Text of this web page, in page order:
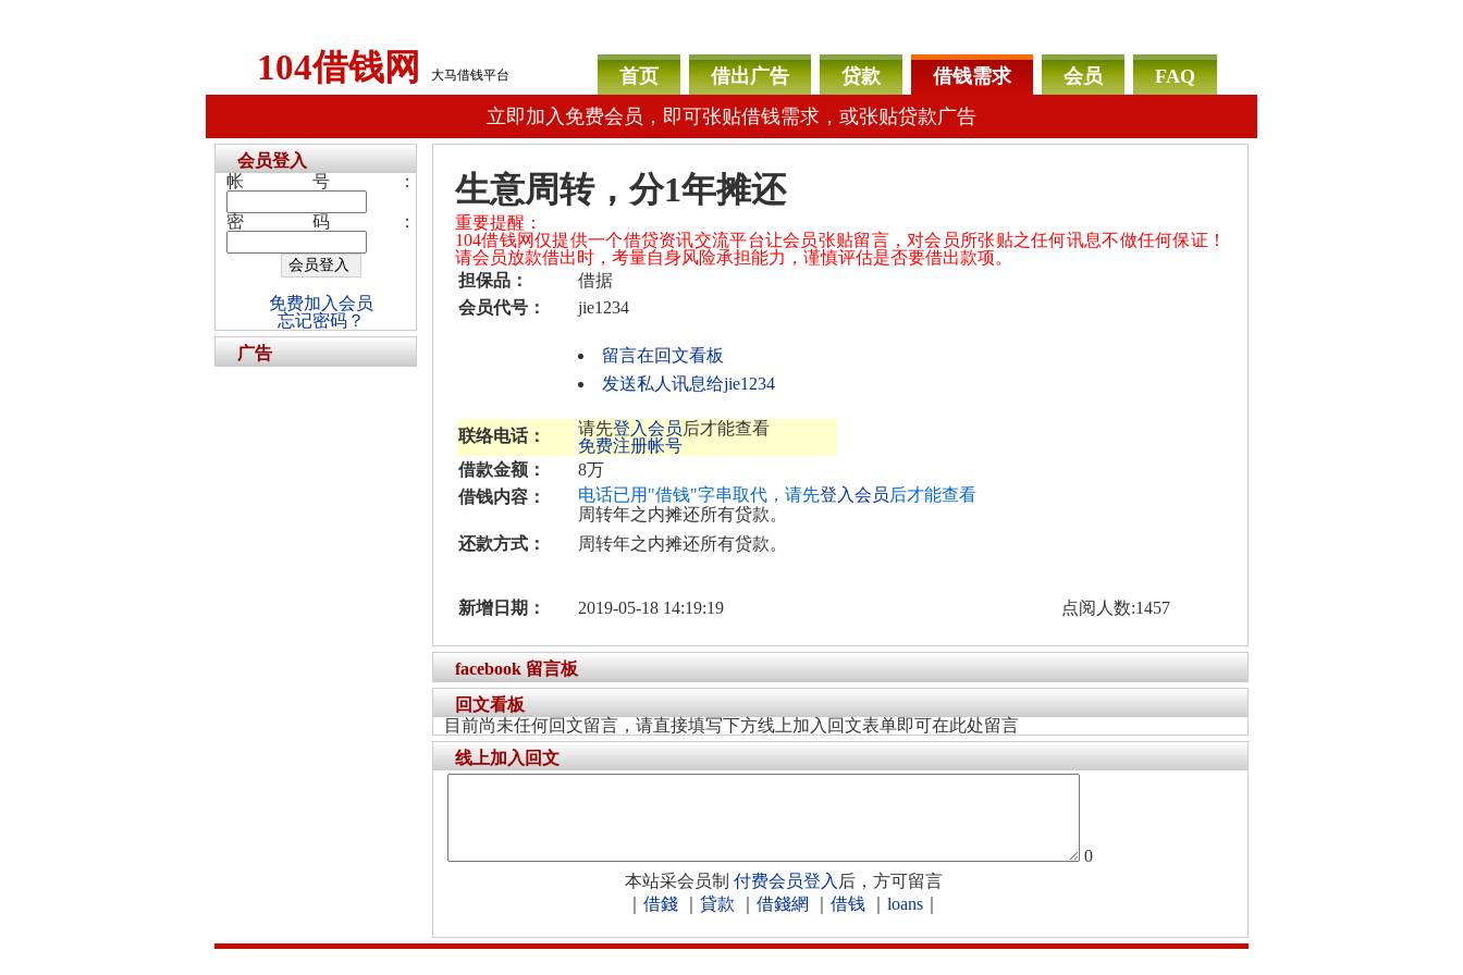
104借钱网 大马借钱平台 首页 借出广告 贷款 借钱需求 会员
FAQ
立即加入免费会员，即可张贴借钱需求，或张贴贷款广告
生意周转，分1年摊还
重要提醒：
104借钱网仅提供一个借贷资讯交流平台让会员张贴留言，对会员所张贴之任何讯息不做任何保证！
请会员放款借出时，考量自身风险承担能力，谨慎评估是否要借出款项。
担保品：
借据
会员代号：
jie1234
留言在回文看板
发送私人讯息给jie1234
联络电话： 请先登入会员后才能查看
免费注册帐号
借款金额：
8万
借钱内容：
电话已用"借钱"字串取代，请先登入会员后才能查看
周转年之内摊还所有贷款。
还款方式：
周转年之内摊还所有贷款。
新增日期： 2019-05-18 14:19:19 点阅人数:1457
facebook 留言板
回文看板
目前尚未任何回文留言，请直接填写下方线上加入回文表单即可在此处留言
线上加入回文
0
本站采会员制 付费会员登入 后，方可留言
借錢 貸款 借錢網 借钱 loans
会员登入
帐号：
密码：
免费加入会员
忘记密码？
广告